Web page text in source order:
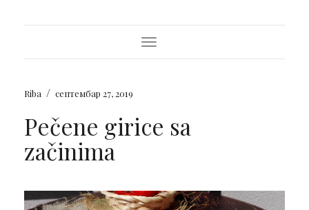
Toggle Navigation
Riba / септембар 27, 2019
Pečene girice sa
začinima